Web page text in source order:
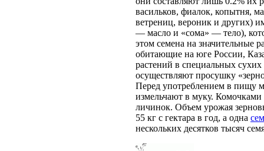
васильков, фиалок, копытня,
ветрениц, вероник и других)
— масло и «сома» — тело),
этом семена на значительные
обитающие на юге России,
растений в специальных
осуществляют просушку
Перед употреблением в пищу
измельчают в муку.
личинок. Объем урожая
55 кг с гектара в год, а одна
нескольких десятков тысяч